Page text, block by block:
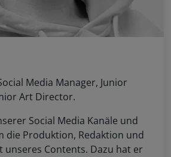
Media Manager, Junior
Art Director.
Social Media Kanäle und
die Produktion, Redaktion und
unseres Contents. Dazu hat er